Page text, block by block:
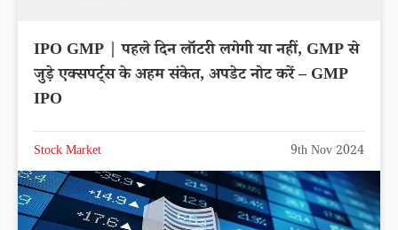
IPO GMP | पहले दिन लॉटरी लगेगी या नहीं, GMP से
जुड़े एक्सपर्ट्स के अहम संकेत, अपडेट नोट करें – GMP
IPO
Stock Market 9th Nov 2024